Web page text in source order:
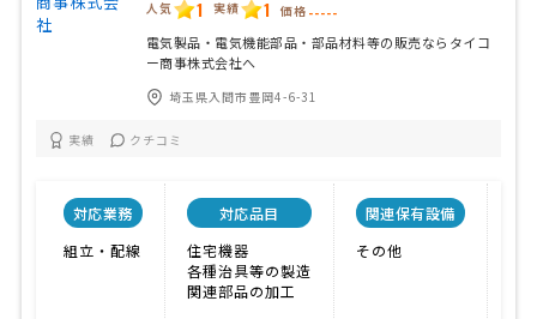
人気 1 実績 1 価格 -----
電気製品・電気機能部品・部品材料等の販売ならタイコ
ー商事株式会社へ
埼玉県入間市豊岡4-6-31
実績 クチコミ
対応業務
組立・配線
対応品目
住宅機器
各種治具等の製造
関連部品の加工
関連保有設備
その他